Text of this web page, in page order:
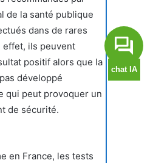
de la santé publique
dans de rares
effet, ils peuvent
positif alors que la
développé
qui peut provoquer un
de sécurité.
en France, les tests